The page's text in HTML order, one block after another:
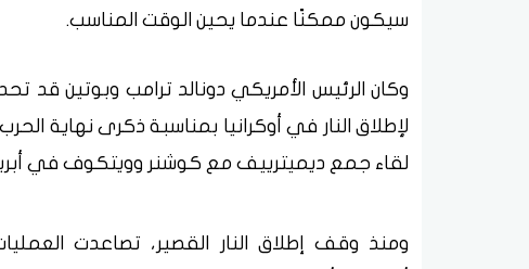
سيكون ممكنًا عندما يحين الوقت المناسب.
لإطلاق النار في أوكرانيا بمناسبة ذكرى نهاية
لقاء جمع ديميترييف مع كوشنر وويتكوف في
ومنذ وقف إطلاق النار القصير، تصاعدت